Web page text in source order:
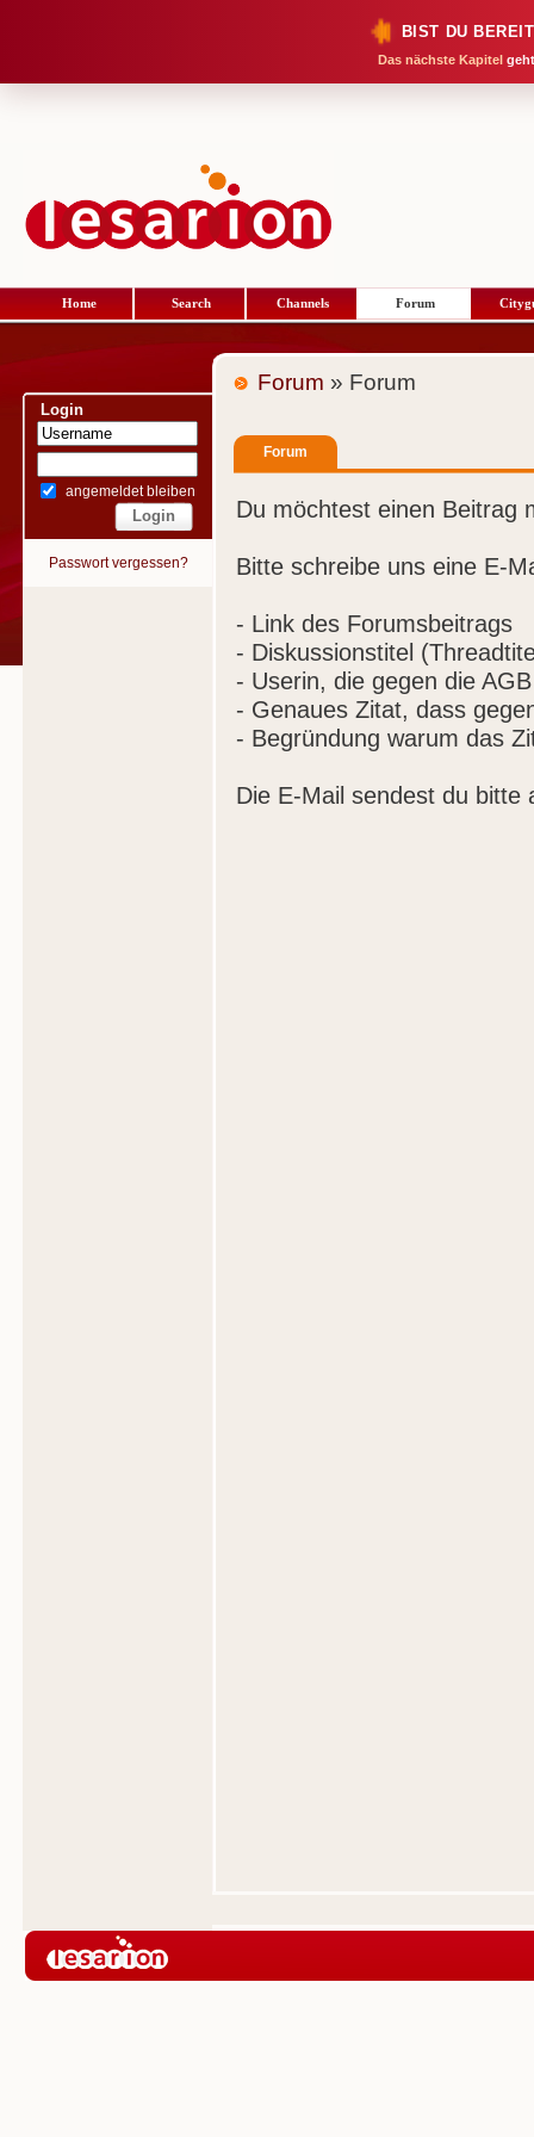
BIST DU
Das nächste Kapitel
Home Search Channels Forum
Login
angemeldet bleiben
Passwort vergessen?
Forum » Forum
Forum
Du möchtest einen Beitrag
Bitte schreibe uns eine E-
- Link des Forumsbeitrags
- Diskussionstitel
- Userin, die gegen die
- Genaues Zitat, dass
- Begründung warum das
Die E-Mail sendest du bitte